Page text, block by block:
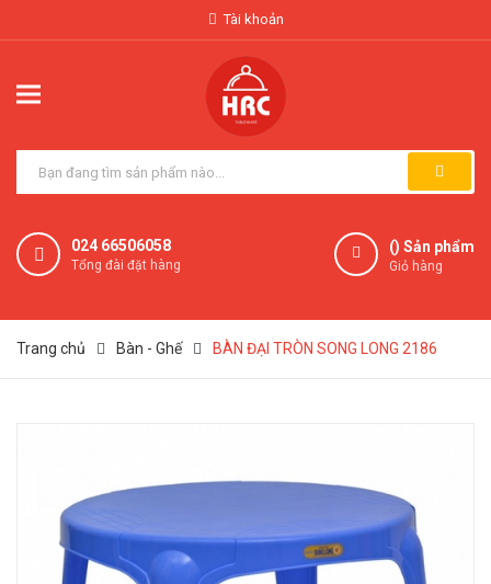
Tài khoản
024 66506058
Tổng đài đặt hàng
() Sản phẩm
Giỏ hàng
Trang chủ Bàn - Ghế BÀN ĐẠI TRÒN SONG LONG 2186